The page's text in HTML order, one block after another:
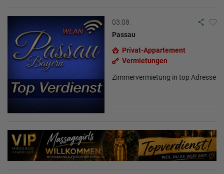
03.08.
Passau
Privat-Appartement
Vermietungen
Zimmervermietung in top Adresse